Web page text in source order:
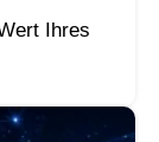
Ihres